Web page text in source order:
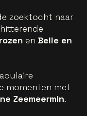
zoektocht naar
en Belle en
momenten met
Zeemeermin.